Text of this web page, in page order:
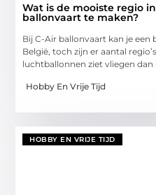
Wat is de mooiste regio
ballonvaart te maken?
Bij C-Air ballonvaart kan je een
België, toch zijn er aantal
luchtballonnen ziet vliegen dan
Hobby En Vrije Tijd
HOBBY EN VRIJE TIJD